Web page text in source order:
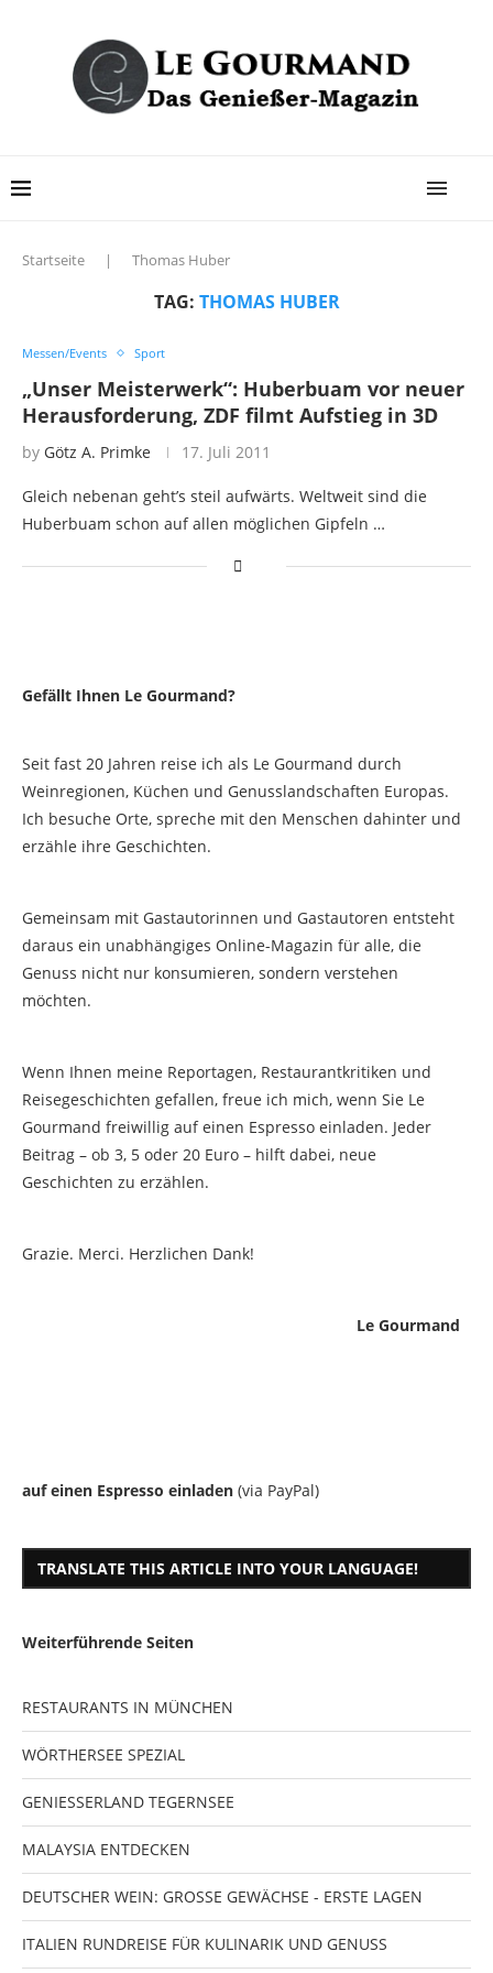
Startseite | Thomas Huber
TAG: THOMAS HUBER
Messen/Events Sport
„Unser Meisterwerk“: Huberbuam vor neuer
Herausforderung, ZDF filmt Aufstieg in 3D
by Götz A. Primke 17. Juli 2011
Gleich nebenan geht’s steil aufwärts. Weltweit sind die
Huberbuam schon auf allen möglichen Gipfeln …
Gefällt Ihnen Le Gourmand?
Seit fast 20 Jahren reise ich als Le Gourmand durch
Weinregionen, Küchen und Genusslandschaften Europas.
Ich besuche Orte, spreche mit den Menschen dahinter und
erzähle ihre Geschichten.
Gemeinsam mit Gastautorinnen und Gastautoren entsteht
daraus ein unabhängiges Online-Magazin für alle, die
Genuss nicht nur konsumieren, sondern verstehen
möchten.
Wenn Ihnen meine Reportagen, Restaurantkritiken und
Reisegeschichten gefallen, freue ich mich, wenn Sie Le
Gourmand freiwillig auf einen Espresso einladen. Jeder
Beitrag – ob 3, 5 oder 20 Euro – hilft dabei, neue
Geschichten zu erzählen.
Grazie. Merci. Herzlichen Dank!
Le Gourmand
auf einen Espresso einladen (via PayPal)
TRANSLATE THIS ARTICLE INTO YOUR LANGUAGE!
Weiterführende Seiten
RESTAURANTS IN MÜNCHEN
WÖRTHERSEE SPEZIAL
GENIESSERLAND TEGERNSEE
MALAYSIA ENTDECKEN
DEUTSCHER WEIN: GROSSE GEWÄCHSE - ERSTE LAGEN
ITALIEN RUNDREISE FÜR KULINARIK UND GENUSS